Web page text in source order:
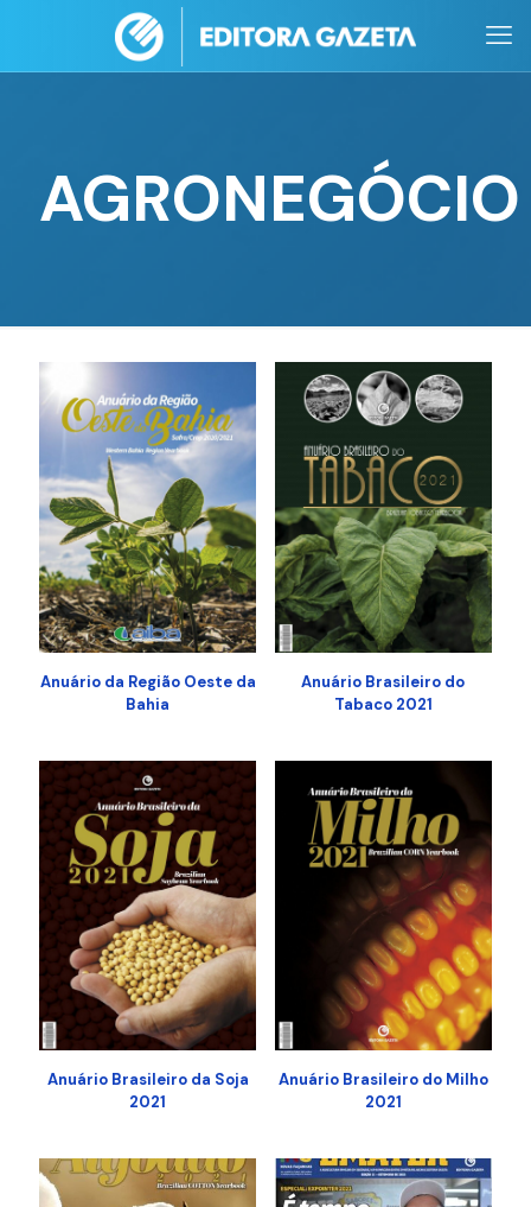
AGRONEGÓCIO
Anuário da Região Oeste da
Bahia
Anuário Brasileiro do
Tabaco 2021
Anuário Brasileiro da Soja
2021
Anuário Brasileiro do Milho
2021